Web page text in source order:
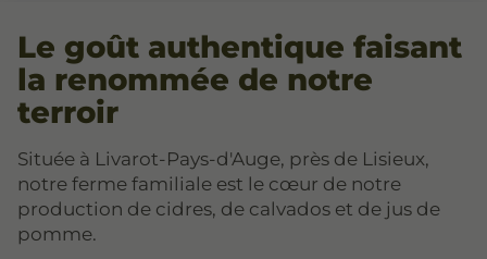
Le goût authentique faisant
la renommée de notre
terroir
Située à Livarot-Pays-d'Auge, près de Lisieux,
notre ferme familiale est le cœur de notre
production de cidres, de calvados et de jus de
pomme.